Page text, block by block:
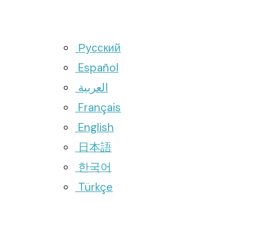
Русский
Español
العربية
Français
English
日本語
한국어
Türkçe